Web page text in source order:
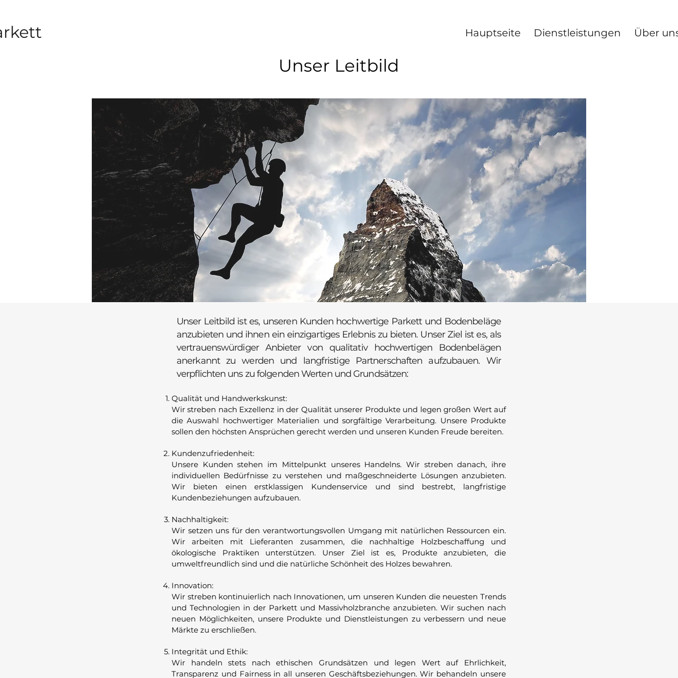
Hauptseite Dienstleistungen Über
Unser Leitbild
Unser Leitbild ist es, unseren Kunden hochwertige Parkett und Bodenbeläge
anzubieten und ihnen ein einzigartiges Erlebnis zu bieten. Unser Ziel ist es, als
vertrauenswürdiger Anbieter von qualitativ hochwertigen Bodenbelägen
anerkannt zu werden und langfristige Partnerschaften aufzubauen. Wir
verpflichten uns zu folgenden Werten und Grundsätzen:
Qualität und Handwerkskunst:
Wir streben nach Exzellenz in der Qualität unserer Produkte und legen großen Wert auf
die Auswahl hochwertiger Materialien und sorgfältige Verarbeitung. Unsere Produkte
sollen den höchsten Ansprüchen gerecht werden und unseren Kunden Freude bereiten.
Kundenzufriedenheit:
Unsere Kunden stehen im Mittelpunkt unseres Handelns. Wir streben danach, ihre
individuellen Bedürfnisse zu verstehen und maßgeschneiderte Lösungen anzubieten.
Wir bieten einen erstklassigen Kundenservice und sind bestrebt, langfristige
Kundenbeziehungen aufzubauen.
Nachhaltigkeit:
Wir setzen uns für den verantwortungsvollen Umgang mit natürlichen Ressourcen ein.
Wir arbeiten mit Lieferanten zusammen, die nachhaltige Holzbeschaffung und
ökologische Praktiken unterstützen. Unser Ziel ist es, Produkte anzubieten, die
umweltfreundlich sind und die natürliche Schönheit des Holzes bewahren.
Innovation:
Wir streben kontinuierlich nach Innovationen, um unseren Kunden die neuesten Trends
und Technologien in der Parkett und Massivholzbranche anzubieten. Wir suchen nach
neuen Möglichkeiten, unsere Produkte und Dienstleistungen zu verbessern und neue
Märkte zu erschließen.
Integrität und Ethik:
Wir handeln stets nach ethischen Grundsätzen und legen Wert auf Ehrlichkeit,
Transparenz und Fairness in all unseren Geschäftsbeziehungen. Wir behandeln unsere